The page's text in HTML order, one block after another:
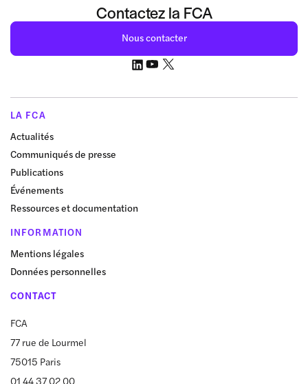
Contactez la FCA
Nous contacter
LA FCA
Actualités
Communiqués de presse
Publications
Événements
Ressources et documentation
INFORMATION
Mentions légales
Données personnelles
CONTACT
FCA
77 rue de Lourmel
75015 Paris
01 44 37 02 00